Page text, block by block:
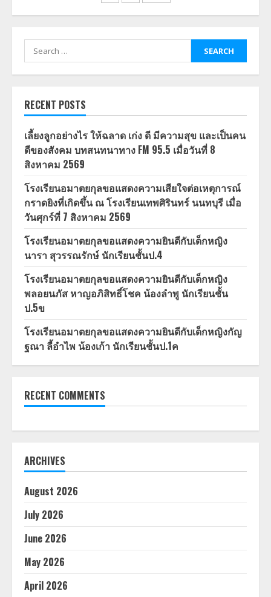
Search
for:
RECENT POSTS
เลี้ยงลูกอย่างไร ให้ฉลาด เก่ง ดี มีความสุข และเป็นคน
ดีของสังคม บทสนทนาทาง FM 95.5 เมื่อวันที่ 8
สิงหาคม 2569
โรงเรียนอมาตยกุลขอแสดงความเสียใจต่อเหตุการณ์
กราดยิงที่เกิดขึ้น ณ โรงเรียนเทพศิรินทร์ นนทบุรี เมื่อ
วันศุกร์ที่ 7 สิงหาคม 2569
โรงเรียนอมาตยกุลขอแสดงความยินดีกับเด็กหญิง
นารา สุวรรณรักษ์ นักเรียนชั้นป.4
โรงเรียนอมาตยกุลขอแสดงความยินดีกับเด็กหญิง
พลอยนภัส หาญอภิสิทธิ์โชค น้องลำพู นักเรียนชั้น
ป.5ข
โรงเรียนอมาตยกุลขอแสดงความยินดีกับเด็กหญิงกัญ
ฐณา ลี้อำไพ น้องเก้า นักเรียนชั้นป.1ค
RECENT COMMENTS
ARCHIVES
August 2026
July 2026
June 2026
May 2026
April 2026